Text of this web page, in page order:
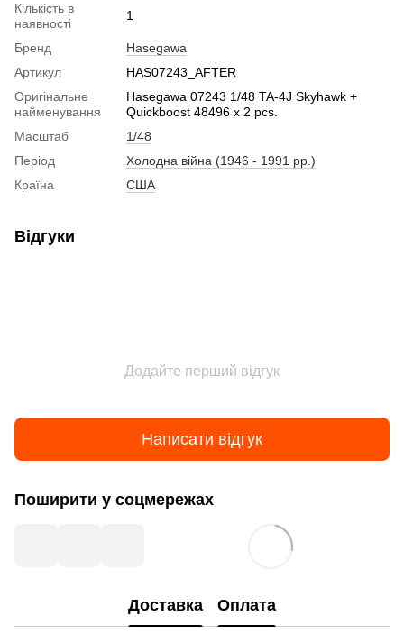
Кількість в
наявності
1
Бренд
Hasegawa
Артикул
HAS07243_AFTER
Оригінальне
найменування
Hasegawa 07243 1/48 TA-4J Skyhawk +
Quickboost 48496 x 2 pcs.
Масштаб
1/48
Період
Холодна війна (1946 - 1991 рр.)
Країна
США
Відгуки
Додайте перший відгук
Написати відгук
Поширити у соцмережах
Доставка Оплата